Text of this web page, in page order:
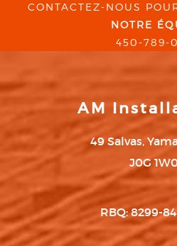
CONTACTEZ-NOUS
NOTRE
450-789-
AM
49 Salvas,
J0G
RBQ: 8299-